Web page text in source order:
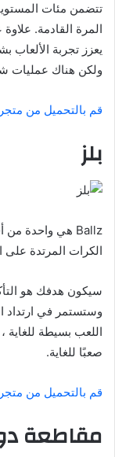
تتضمن مئات
المرة القادمة.
يعزز تجربة الألعاب
ولكن هناك عمليات
قم بالتحميل من
بلز
الكرات المرتدة
سيكون هدفك هو
وستستمر في ارتداد
اللعب بسيطة للغاية
صعبًا للغاية.
قم بالتحميل من
مقاطعة